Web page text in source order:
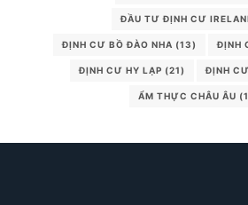
ĐẦU TƯ ĐỊNH CƯ
ĐỊNH CƯ BỒ ĐÀO NHA (13) ĐỊNH
ĐỊNH CƯ HY LẠP (21) ĐỊNH
ẨM THỰC CHÂU ÂU